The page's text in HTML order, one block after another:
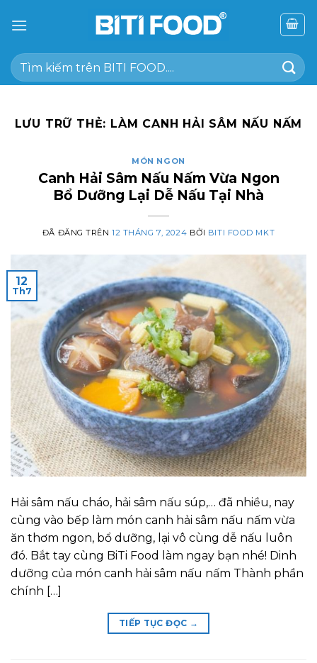
đến
dung
Tìm
kiếm:
LƯU TRỮ THẺ: LÀM CANH HẢI SÂM NẤU NẤM
MÓN NGON
Canh Hải Sâm Nấu Nấm Vừa Ngon
Bổ Dưỡng Lại Dễ Nấu Tại Nhà
ĐÃ ĐĂNG TRÊN12 THÁNG 7, 2024 BỞI BITI FOOD MKT
12
Th7
Hải sâm nấu cháo, hải sâm nấu súp,… đã nhiều, nay
cùng vào bếp làm món canh hải sâm nấu nấm vừa
ăn thơm ngon, bổ dưỡng, lại vô cùng dễ nấu luôn
đó. Bắt tay cùng BiTi Food làm ngay bạn nhé! Dinh
dưỡng của món canh hải sâm nấu nấm Thành phần
chính […]
TIẾP TỤC ĐỌC →